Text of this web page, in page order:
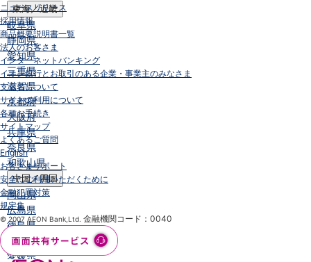
東海／近畿
岐阜県
静岡県
愛知県
三重県
滋賀県
京都府
大阪府
兵庫県
奈良県
和歌山県
中国／四国
岡山県
広島県
徳島県
香川県
愛媛県
ニュースリリース
採用情報
商品概要説明書一覧
法人のお客さま
インターネットバンキング
イオン銀行とお取引のある企業・事業主のみなさま
支店名について
サイトの利用について
各種お手続き
サイトマップ
よくあるご質問
English
お客さまサポート
安全にご利用いただくために
金融犯罪対策
規定集
© 2007 AEON Bank,Ltd. 金融機関コード：0040